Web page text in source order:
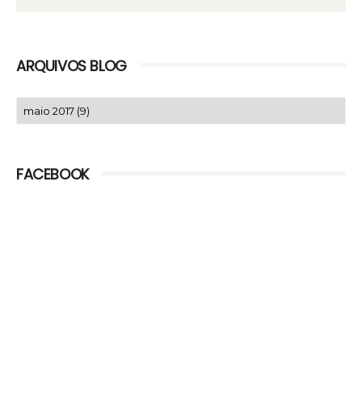
ARQUIVOS BLOG
FACEBOOK